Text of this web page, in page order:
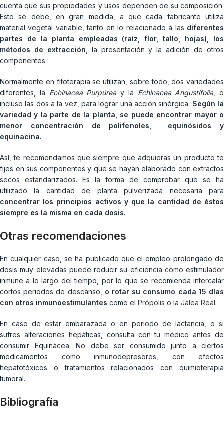
cuenta que sus propiedades y usos dependen de su composición.
Esto se debe, en gran medida, a que cada fabricante utiliza
material vegetal variable, tanto en lo relacionado a las diferentes
partes de la planta empleadas (raíz, flor, tallo, hojas), los
métodos de extracción , la presentación y la adición de otros
componentes.
Normalmente en fitoterapia se utilizan, sobre todo, dos variedades
diferentes, la Echinacea Purpúrea y la Echinacea Angustifolia, o
incluso las dos a la vez, para lograr una acción sinérgica. Según la
variedad y la parte de la planta, se puede encontrar mayor o
menor concentración de polifenoles, equinósidos y
equinacina.
Así, te recomendamos que siempre que adquieras un producto te
fijes en sus componentes y que se hayan elaborado con extractos
secos estandarizados. Es la forma de comprobar que se ha
utilizado la cantidad de planta pulverizada necesaria para
concentrar los principios activos y que la cantidad de éstos
siempre es la misma en cada dosis.
Otras recomendaciones
En cualquier caso, se ha publicado que el empleo prolongado de
dosis muy elevadas puede reducir su eficiencia como estimulador
inmune a lo largo del tiempo, por lo que se recomienda intercalar
cortos periodos de descanso, o rotar su consumo cada 15 días
con otros inmunoestimulantes como el Própolis o la Jalea Real.
En caso de estar embarazada o en periodo de lactancia, o si
sufres alteraciones hepáticas, consulta con tu médico antes de
consumir Equinácea. No debe ser consumido junto a ciertos
medicamentos como inmunodepresores, con efectos
hepatotóxicos o tratamientos relacionados con quimioterapia
tumoral.
Bibliografía